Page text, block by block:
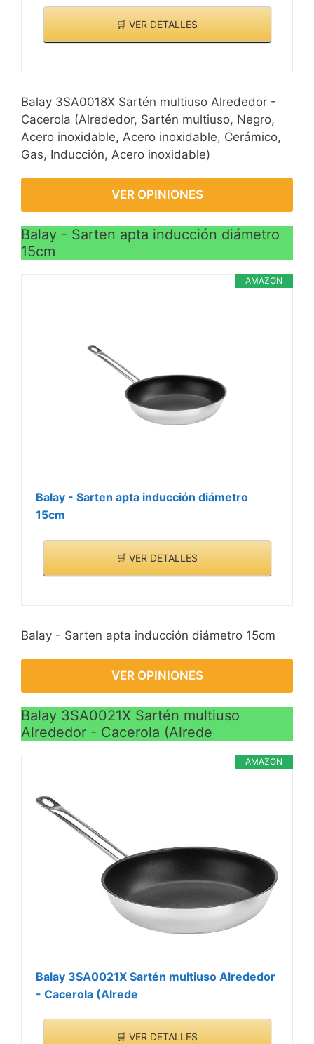
🛒 VER DETALLES
Balay 3SA0018X Sartén multiuso Alrededor -
Cacerola (Alrededor, Sartén multiuso, Negro,
Acero inoxidable, Acero inoxidable, Cerámico,
Gas, Inducción, Acero inoxidable)
VER OPINIONES
Balay - Sarten apta inducción diámetro
15cm
AMAZON
Balay - Sarten apta inducción diámetro
15cm
🛒 VER DETALLES
Balay - Sarten apta inducción diámetro 15cm
VER OPINIONES
Balay 3SA0021X Sartén multiuso
Alrededor - Cacerola (Alrede
AMAZON
Balay 3SA0021X Sartén multiuso Alrededor
- Cacerola (Alrede
🛒 VER DETALLES